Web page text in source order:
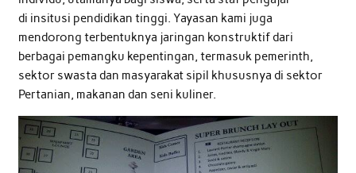
di insitusi pendidikan tinggi. Yayasan kami juga
mendorong terbentuknya jaringan konstruktif dari
berbagai pemangku kepentingan, termasuk pemerinth,
sektor swasta dan masyarakat sipil khususnya di sektor
Pertanian, makanan dan seni kuliner.